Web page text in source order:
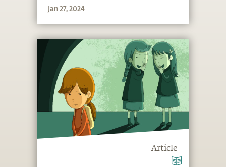
வருடங்களுக்கு தொடர்ந்து அரசாள்கிறான்.
Jan 27, 2024
Article